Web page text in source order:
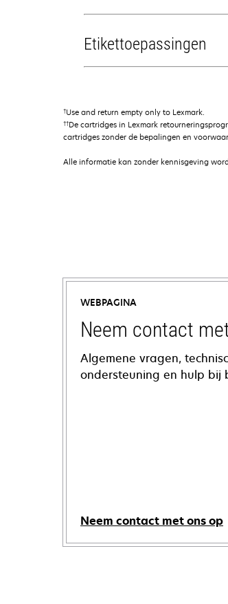
Etikettoepassingen
†Use and return empty only to Lexmark.
††De cartridges in Lexmark
cartridges zonder de bepalingen en
Alle informatie kan zonder kennisgeving
WEBPAGINA
Neem contact
Algemene vragen,
ondersteuning en hulp bij
Neem contact met ons op